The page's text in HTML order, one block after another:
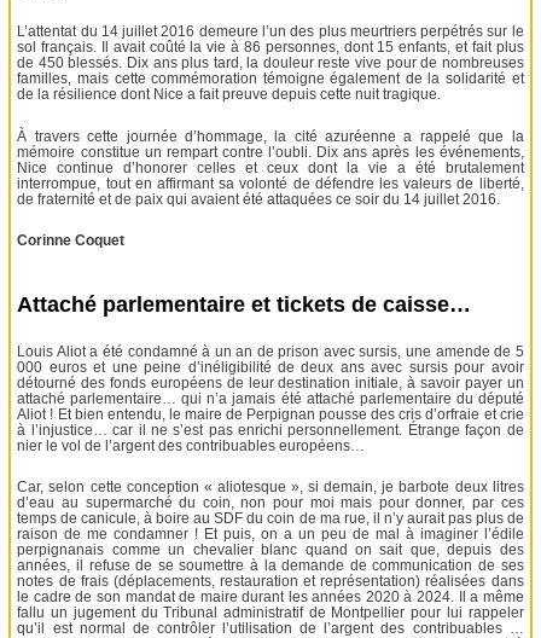
L’attentat du 14 juillet 2016 demeure l’un des plus meurtriers perpétrés sur le
sol français. Il avait coûté la vie à 86 personnes, dont 15 enfants, et fait plus
de 450 blessés. Dix ans plus tard, la douleur reste vive pour de nombreuses
familles, mais cette commémoration témoigne également de la solidarité et
de la résilience dont Nice a fait preuve depuis cette nuit tragique.
À travers cette journée d’hommage, la cité azuréenne a rappelé que la
mémoire constitue un rempart contre l’oubli. Dix ans après les événements,
Nice continue d’honorer celles et ceux dont la vie a été brutalement
interrompue, tout en affirmant sa volonté de défendre les valeurs de liberté,
de fraternité et de paix qui avaient été attaquées ce soir du 14 juillet 2016.
Corinne Coquet
Attaché parlementaire et tickets de caisse…
Louis Aliot a été condamné à un an de prison avec sursis, une amende de 5
000 euros et une peine d’inéligibilité de deux ans avec sursis pour avoir
détourné des fonds européens de leur destination initiale, à savoir payer un
attaché parlementaire… qui n’a jamais été attaché parlementaire du député
Aliot ! Et bien entendu, le maire de Perpignan pousse des cris d’orfraie et crie
à l’injustice… car il ne s’est pas enrichi personnellement. Étrange façon de
nier le vol de l’argent des contribuables européens…
Car, selon cette conception « aliotesque », si demain, je barbote deux litres
d’eau au supermarché du coin, non pour moi mais pour donner, par ces
temps de canicule, à boire au SDF du coin de ma rue, il n’y aurait pas plus de
raison de me condamner ! Et puis, on a un peu de mal à imaginer l’édile
perpignanais comme un chevalier blanc quand on sait que, depuis des
années, il refuse de se soumettre à la demande de communication de ses
notes de frais (déplacements, restauration et représentation) réalisées dans
le cadre de son mandat de maire durant les années 2020 à 2024. Il a même
fallu un jugement du Tribunal administratif de Montpellier pour lui rappeler
qu’il est normal de contrôler l’utilisation de l’argent des contribuables …